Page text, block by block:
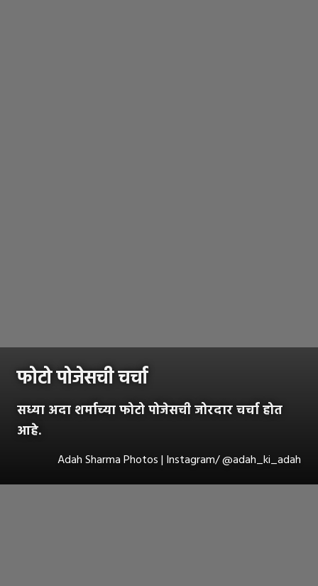
फोटो पोजेसची चर्चा
सध्या अदा शर्माच्या फोटो पोजेसची जोरदार चर्चा होत
आहे.
Adah Sharma Photos | Instagram/ @adah_ki_adah